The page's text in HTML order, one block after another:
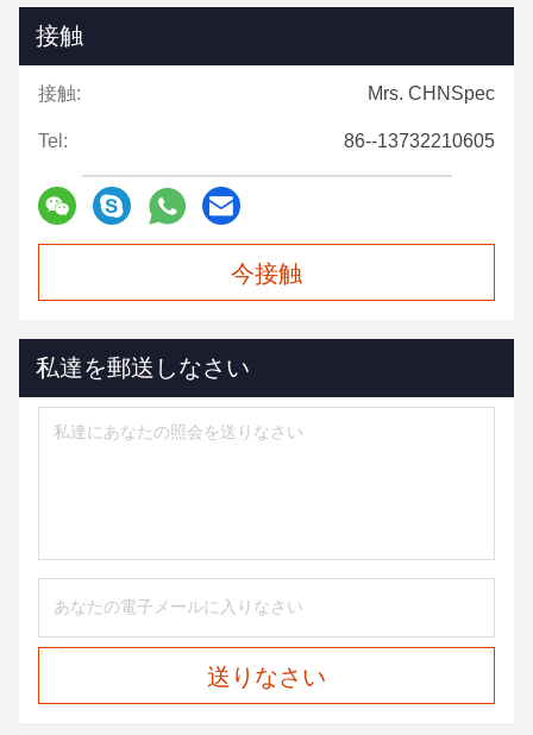
接触
接触: Mrs. CHNSpec
Tel: 86--13732210605
今接触
私達を郵送しなさい
送りなさい